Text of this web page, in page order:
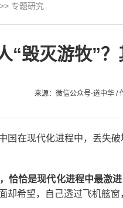
>> 专题研究
“毁灭游牧”
来源：微信公众号-道中华 /
国在现代化进程中，丢失
恰恰是现代化进程中最激
却希望，自己透过飞机舷